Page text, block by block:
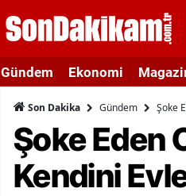
Gündem Ekonomi
Son Dakika Gündem Şoke
Şoke Eden
Kendini